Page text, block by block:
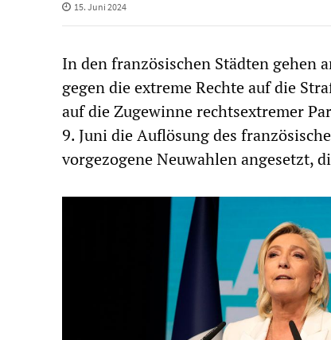
15. Juni 2024
In den französischen Städten gehen
gegen die extreme Rechte auf die
auf die Zugewinne rechtsextremer
9. Juni die Auflösung des
vorgezogene Neuwahlen angesetzt,